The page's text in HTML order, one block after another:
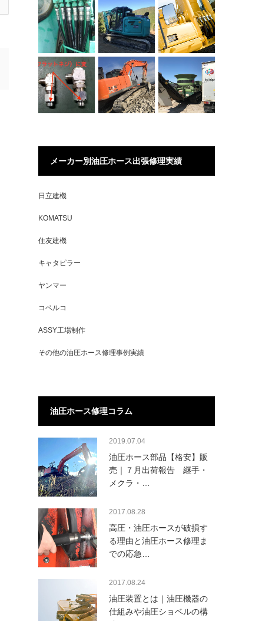
メーカー別油圧ホース出張修理実績
日立建機
KOMATSU
住友建機
キャタピラー
ヤンマー
コベルコ
ASSY工場制作
その他の油圧ホース修理事例実績
油圧ホース修理コラム
2019.07.04
油圧ホース部品【格安】販
売｜７月出荷報告 継手・
メクラ・…
2017.08.28
高圧・油圧ホースが破損す
る理由と油圧ホース修理ま
での応急…
2017.08.24
油圧装置とは｜油圧機器の
仕組みや油圧ショベルの構